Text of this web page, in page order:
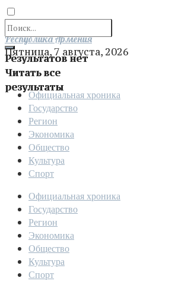
Результатов нет
Читать все
результаты
Отправить
Республика Армения
Пятница, 7 августа, 2026
Официальная хроника
Государство
Регион
Экономика
Общество
Культура
Спорт
Официальная хроника
Государство
Регион
Экономика
Общество
Культура
Спорт